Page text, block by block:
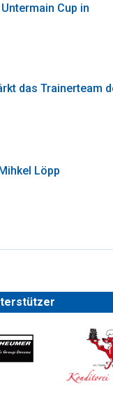
Cup in
das Trainerteam
Löpp